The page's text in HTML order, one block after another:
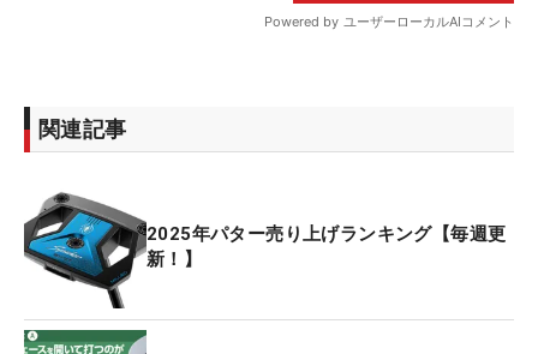
関連記事
2025年パター売り上げランキング【毎週更
新！】